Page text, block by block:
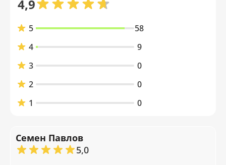
4,9
5
58
4
9
3
0
2
0
1
0
Семен Павлов
5,0